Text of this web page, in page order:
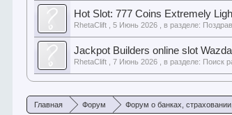
Hot Slot: 777 Coins Extremely
RhetaClift ,5 Июнь 2026 , в разделе:
Jackpot Builders online slot
RhetaClift ,7 Июнь 2026 , в разделе: Поиск
Главная Форум Форум о банках,